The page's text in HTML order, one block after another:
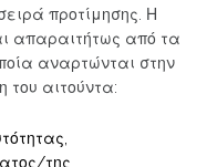
προτίμησης. Η
απαραιτήτως από τα
αναρτώνται στην
αιτούντα:
της